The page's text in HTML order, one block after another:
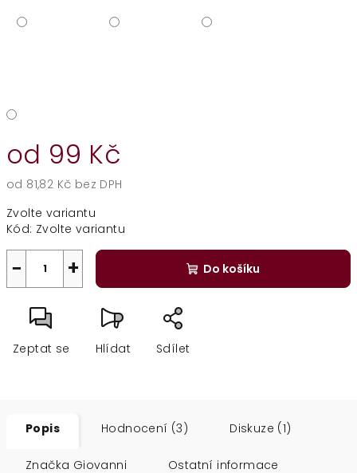
od 99 Kč
od 81,82 Kč bez DPH
cena:
Zvolte variantu
Kód: Zvolte variantu
+
− Do košíku
Zeptat se Hlídat Sdílet
Popis Hodnocení (3) Diskuze (1)
Značka Giovanni Ostatní informace